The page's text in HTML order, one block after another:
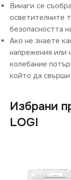
Винаги се
осветителните
безопасността
Ако не знаете
напрежения или
колебание
който да
Избрани
LOGI